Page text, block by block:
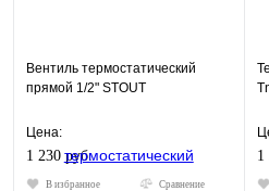
Вентиль термостатический
прямой 1/2" STOUT
Цена:
1 230 руб.
В избранное Сравнение
1